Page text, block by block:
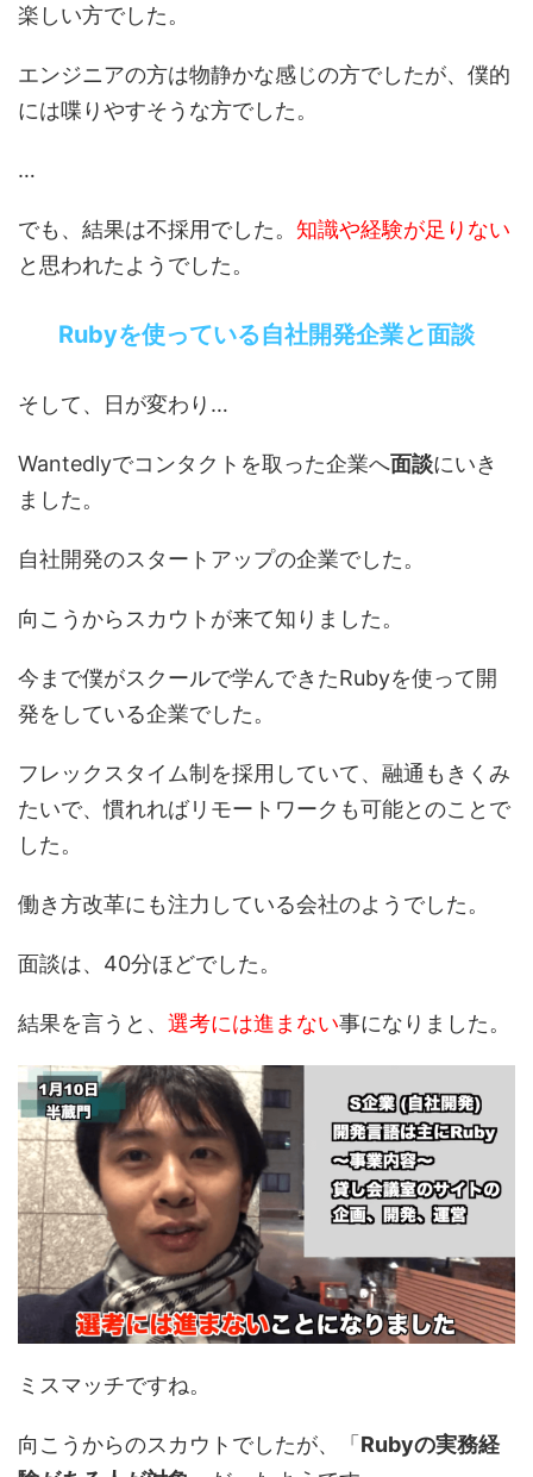
楽しい方でした。
エンジニアの方は物静かな感じの方でしたが、僕的
には喋りやすそうな方でした。
…
でも、結果は不採用でした。 知識や経験が足りない
と思われたようでした。
Rubyを使っている自社開発企業と面談
そして、日が変わり…
Wantedlyでコンタクトを取った企業へ面談にいき
ました。
自社開発のスタートアップの企業でした。
向こうからスカウトが来て知りました。
今まで僕がスクールで学んできたRubyを使って開
発をしている企業でした。
フレックスタイム制を採用していて、融通もきくみ
たいで、慣れればリモートワークも可能とのことで
した。
働き方改革にも注力している会社のようでした。
面談は、40分ほどでした。
結果を言うと、 選考には進まない事になりました。
ミスマッチですね。
向こうからのスカウトでしたが、「Rubyの実務経